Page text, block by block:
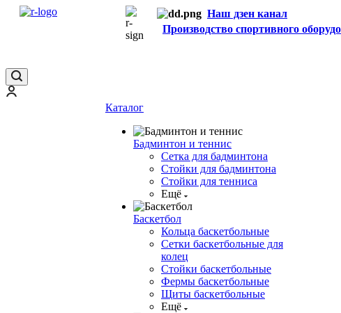
Наш дзен канал
Производство спортивного
Каталог
Бадминтон и теннис
Сетка для бадминтона
Стойки для бадминтона
Стойки для тенниса
Ещё
Баскетбол
Кольца баскетбольные
Сетки баскетбольные для
колец
Стойки баскетбольные
Фермы баскетбольные
Щиты баскетбольные
Ещё